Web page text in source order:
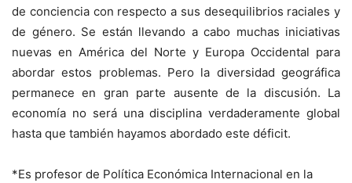
de conciencia con respecto a sus desequilibrios raciales y
de género. Se están llevando a cabo muchas iniciativas
nuevas en América del Norte y Europa Occidental para
abordar estos problemas. Pero la diversidad geográfica
permanece en gran parte ausente de la discusión. La
economía no será una disciplina verdaderamente global
hasta que también hayamos abordado este déficit.
*Es profesor de Política Económica Internacional en la